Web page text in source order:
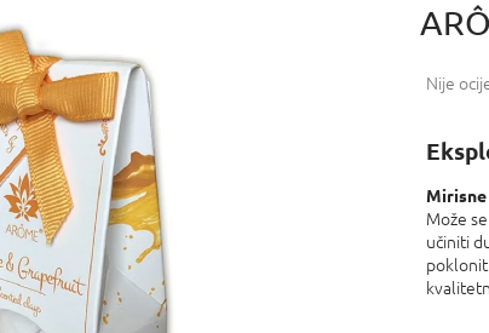
je
od
5
Nije
Mirisne
Može
učiniti